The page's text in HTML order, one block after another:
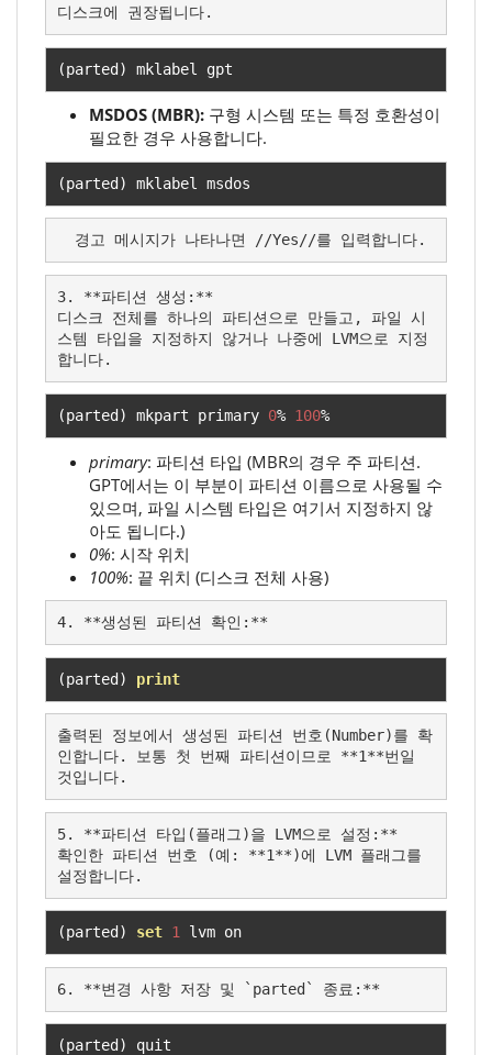
디스크에 권장됩니다.
(parted) mklabel gpt
MSDOS (MBR): 구형 시스템 또는 특정 호환성이
필요한 경우 사용합니다.
(parted) mklabel msdos
  경고 메시지가 나타나면 //Yes//를 입력합니다.
3. **파티션 생성:**
디스크 전체를 하나의 파티션으로 만들고, 파일 시
스템 타입을 지정하지 않거나 나중에 LVM으로 지정
합니다.
(parted ) mkpart primary 0% 100%
primary: 파티션 타입 (MBR의 경우 주 파티션.
GPT에서는 이 부분이 파티션 이름으로 사용될 수
있으며, 파일 시스템 타입은 여기서 지정하지 않
아도 됩니다.)
0%: 시작 위치
100%: 끝 위치 (디스크 전체 사용)
4. **생성된 파티션 확인:**
(parted) print
출력된 정보에서 생성된 파티션 번호(Number)를 확
인합니다. 보통 첫 번째 파티션이므로 **1**번일
것입니다.
5. **파티션 타입(플래그)을 LVM으로 설정:**
확인한 파티션 번호 (예: **1**)에 LVM 플래그를
설정합니다.
(parted ) set 1 lvm on
6. **변경 사항 저장 및 `parted` 종료:**
(parted ) quit